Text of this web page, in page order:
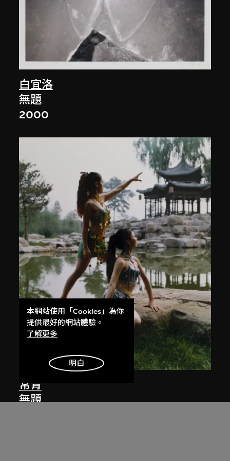
白宜洛
無題
2000
常青
無題
本網站使用「Cookies」為你
提供最好的網站體驗。
了解更多
明白